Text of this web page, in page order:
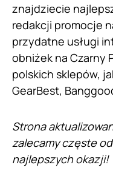
znajdziecie
redakcji promocje
przydatne usługi
obniżek na Czarny
polskich sklepów,
GearBest,
Strona
zalecamy częste
najlepszych okazji!